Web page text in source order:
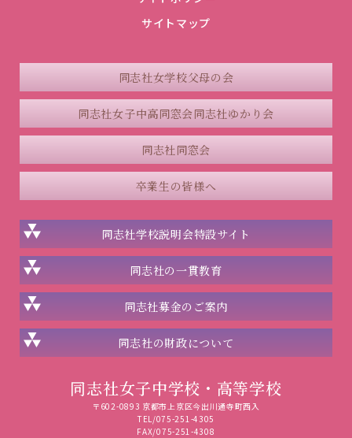
サイトマップ
同志社女学校父母の会
同志社女子中高同窓会同志社ゆかり会
同志社同窓会
卒業生の皆様へ
同志社学校説明会特設サイト
同志社の一貫教育
同志社募金のご案内
同志社の財政について
同志社女子中学校・高等学校
〒602-0893 京都市上京区今出川通寺町西入
TEL/075-251-4305
FAX/075-251-4308